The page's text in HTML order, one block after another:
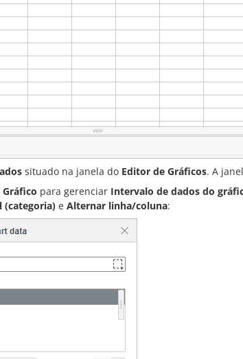
situado na janela do Editor de Gráficos. A
Gráfico para gerenciar Intervalo de dados do
(categoria) e Alternar linha/coluna: